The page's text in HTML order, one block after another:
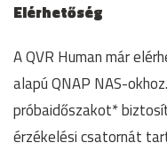
Elérhetőség
A QVR Human már
alapú QNAP NAS-
próbaidőszakot*
érzékelési csatornát